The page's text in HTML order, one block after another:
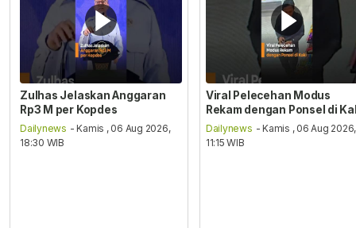
Zulhas Jelaskan Anggaran
Rp3 M per Kopdes
Dailynews - Kamis , 06 Aug 2026,
18:30 WIB
Viral Pelecehan Modus
Rekam dengan Ponsel di
Dailynews - Kamis , 06 Aug 2026,
11:15 WIB